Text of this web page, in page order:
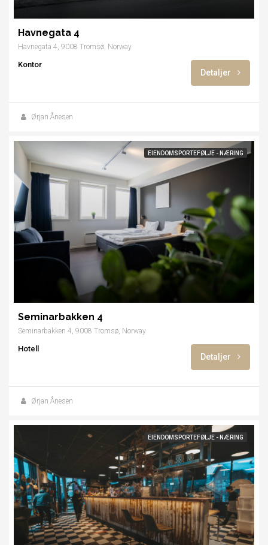
Havnegata 4
Havnegata 4, 9008 Tromsø, Norway
Kontor
Detaljer
Ørjan Ånesen
EIENDOMSPORTEFØLJE - NÆRING
Seminarbakken 4
Seminarbakken 4, 9008 Tromsø, Norway
Hotell
Detaljer
Ørjan Ånesen
EIENDOMSPORTEFØLJE - NÆRING